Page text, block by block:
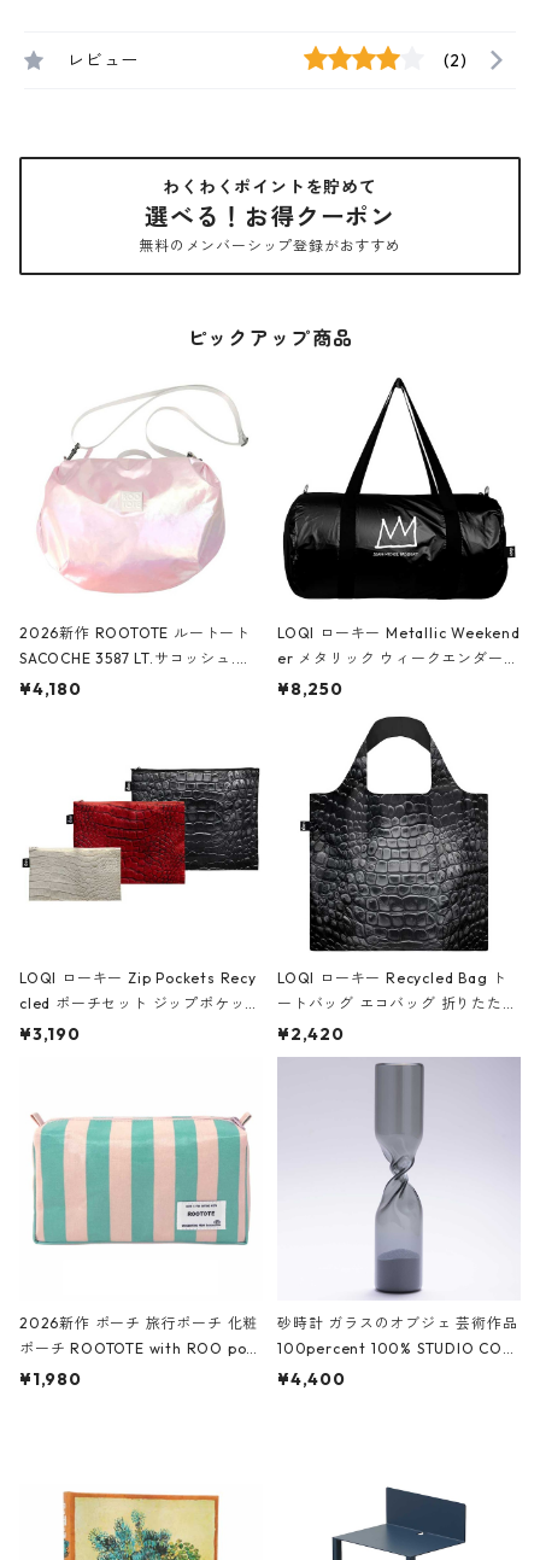
レビュー (2)
わくわくポイントを貯めて
選べる！お得クーポン
無料のメンバーシップ登録がおすすめ
ピックアップ商品
2026新作 ROOTOTE ルートート
SACOCHE 3587 LT.サコッシュ.ル
ミエ-B ショルダーバッグ グロスピ
¥4,180
LOQI ローキー Metallic Weekend
er メタリック ウィークエンダー
ボストンバッグ ショルダーバッグ
Black ジャン=ミッシェル・バスキ
ア/クラウン ブラック
¥8,250
LOQI ローキー Zip Pockets Recy
cled ポーチセット ジップポケット
ファスナーポーチ 撥水加工 トラベ
ーガンディー、オフホワイト
¥3,190
LOQI ローキー Recycled Bag ト
ートバッグ エコバッグ 折りたたみ
大きめ 撥水加工 収納ポーチ CRO
CODILE/Black クロコダイル/ブラ
¥2,420
2026新作 ポーチ 旅行ポーチ 化粧
ポーチ ROOTOTE with ROO pou
ch 3532 ルートート WR.ポーチ.ラ
¥1,980
砂時計 ガラスのオブジェ 芸術作品
100percent 100% STUDIO COH
AKU Timeless 100パーセント ス
¥4,400